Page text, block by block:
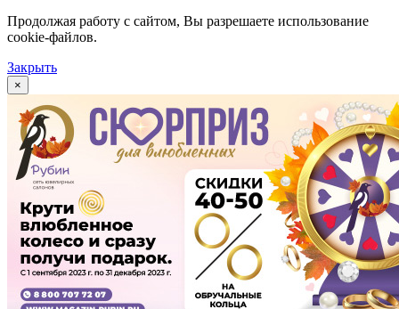
Продолжая работу с сайтом, Вы разрешаете использование
cookie-файлов.
Закрыть
×